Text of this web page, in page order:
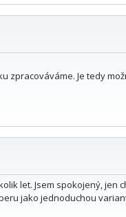
zpracováváme. Je tedy
let. Jsem spokojený, jen
jako jednoduchou